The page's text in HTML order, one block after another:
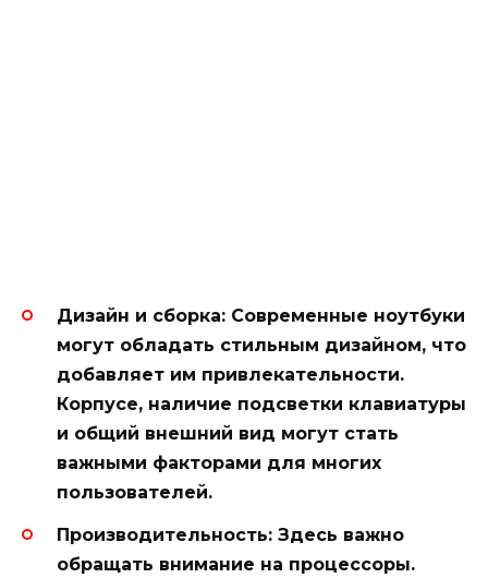
Дизайн и сборка: Современные ноутбуки
могут обладать стильным дизайном, что
добавляет им привлекательности.
Корпусе, наличие подсветки клавиатуры
и общий внешний вид могут стать
важными факторами для многих
пользователей.
Производительность: Здесь важно
обращать внимание на процессоры.